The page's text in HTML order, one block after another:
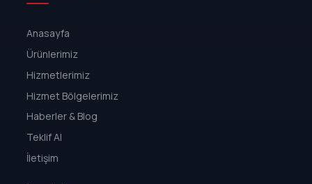
Anasayfa
Ürünlerimiz
Hizmetlerimiz
Hizmet Bölgelerimiz
Haberler & Blog
Teklif Al
İletişim